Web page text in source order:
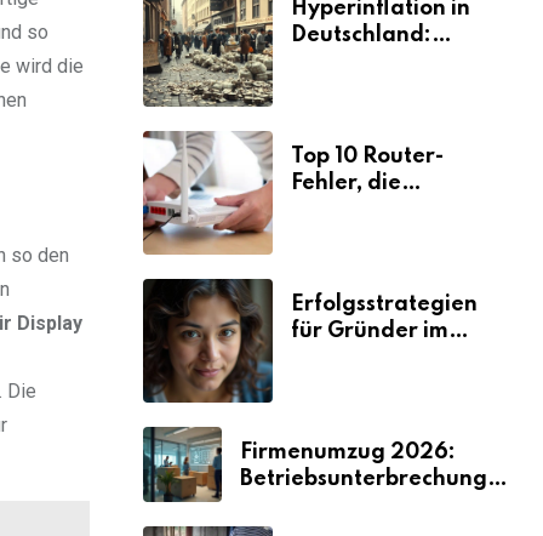
so
wird die
so den
Display
Die
Hyperinflation in
Deutschland:
Top 10 Router-
Fehler, die
Erfolgsstrategien
für Gründer im
Firmenumzug 2026:
Betriebsunterbrechungen